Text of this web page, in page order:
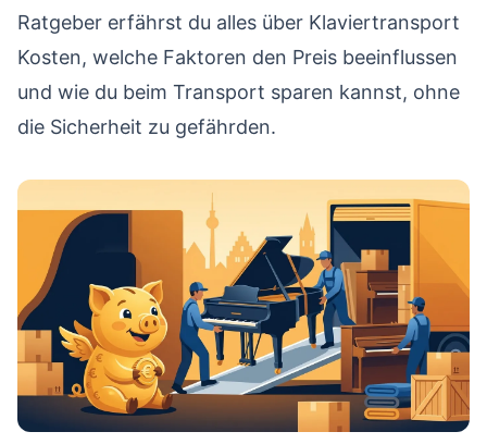
15
ohne Online-Tool
Klaviertransport Kosten: Was Erfahrungen aus der
Praxis zeigen
17Fazit: Klaviertransport Kosten richtig einschätzen
Ratgeber erfährst du alles über Klaviertransport
Kosten, welche Faktoren den Preis beeinflussen
und wie du beim Transport sparen kannst, ohne
die Sicherheit zu gefährden.